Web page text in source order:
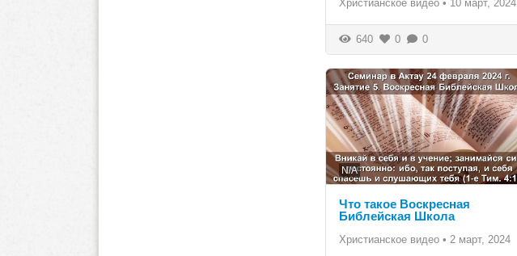
Христианское видео • 10 март, 2024
640 0 0
N/A
Что такое Воскресная
Библейская Школа
Христианское видео • 2 март, 2024